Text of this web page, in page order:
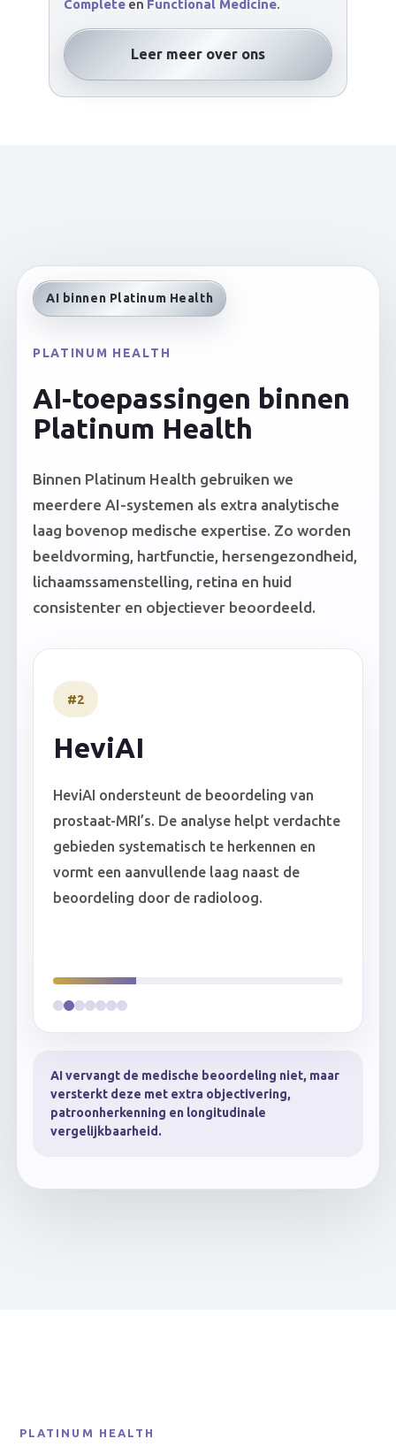
Completeen Functional Medicine.
Leer meer over ons
AI binnen Platinum Health
PLATINUM HEALTH
AI-toepassingen binnen
Platinum Health
Binnen Platinum Health gebruiken we
meerdere AI-systemen als extra analytische
laag bovenop medische expertise. Zo worden
beeldvorming, hartfunctie, hersengezondheid,
lichaamssamenstelling, retina en huid
consistenter en objectiever beoordeeld.
#2
HeviAI
HeviAI ondersteunt de beoordeling van
prostaat-MRI’s. De analyse helpt verdachte
gebieden systematisch te herkennen en
vormt een aanvullende laag naast de
beoordeling door de radioloog.
AI vervangt de medische beoordeling niet, maar
versterkt deze met extra objectivering,
patroonherkenning en longitudinale
vergelijkbaarheid.
PLATINUM HEALTH